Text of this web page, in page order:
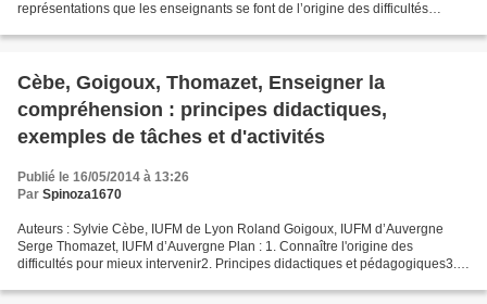
représentations que les enseignants se font de l’origine des difficultés
Cèbe, Goigoux, Thomazet, Enseigner la
compréhension : principes didactiques,
exemples de tâches et d'activités
Publié le 16/05/2014 à 13:26
Par Spinoza1670
Auteurs : Sylvie Cèbe, IUFM de Lyon Roland Goigoux, IUFM d’Auvergne
Serge Thomazet, IUFM d’Auvergne Plan : 1. Connaître l'origine des
difficultés pour mieux intervenir2. Principes didactiques et pédagogiques3.